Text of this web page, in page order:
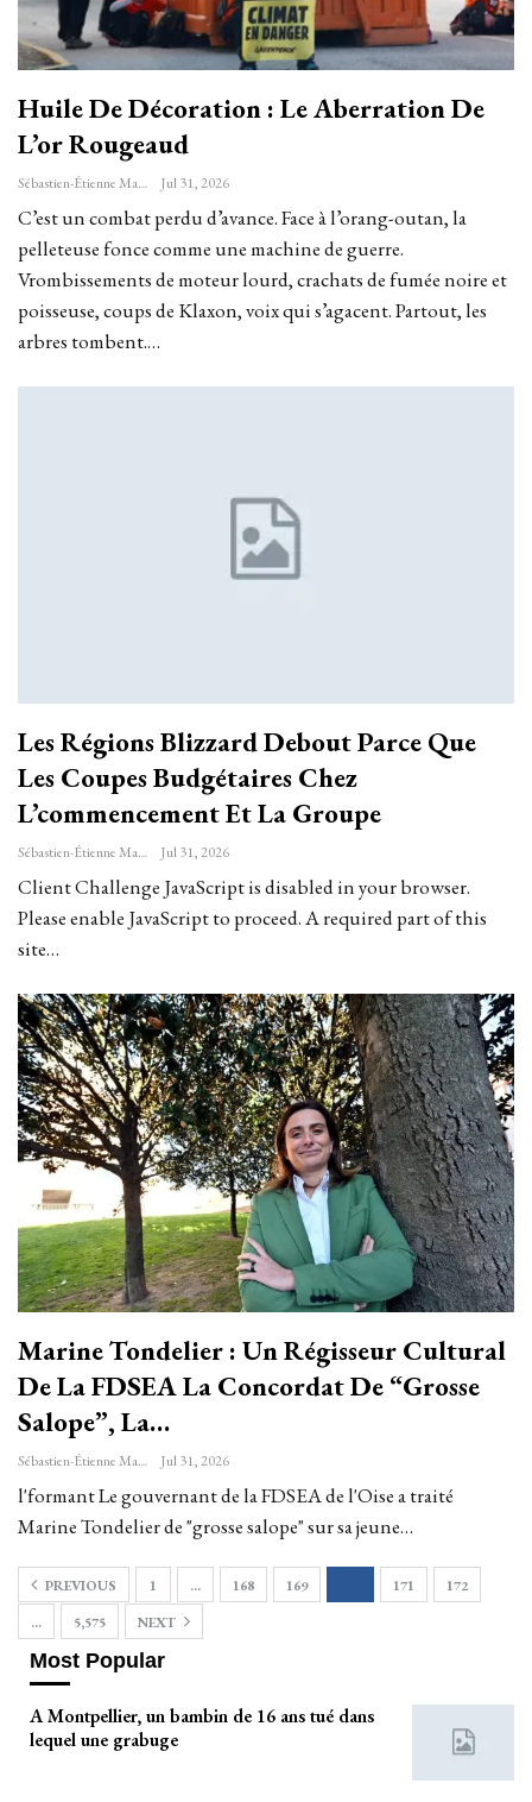
Huile De Décoration : Le Aberration De
L’or Rougeaud
Sébastien-Étienne Marechal Jul 31, 2026
C’est un combat perdu d’avance. Face à l’orang-outan, la
pelleteuse fonce comme une machine de guerre.
Vrombissements de moteur lourd, crachats de fumée noire et
poisseuse, coups de Klaxon, voix qui s’agacent. Partout, les
arbres tombent.…
Les Régions Blizzard Debout Parce Que
Les Coupes Budgétaires Chez
L’commencement Et La Groupe
Sébastien-Étienne Marechal Jul 31, 2026
Client Challenge JavaScript is disabled in your browser.
Please enable JavaScript to proceed. A required part of this
site…
Marine Tondelier : Un Régisseur Cultural
De La FDSEA La Concordat De “grosse
Salope”, La…
Sébastien-Étienne Marechal Jul 31, 2026
l'formant Le gouvernant de la FDSEA de l'Oise a traité
Marine Tondelier de "grosse salope" sur sa jeune…
PREVIOUS 1 … 168 169 171
172
…
5,575 NEXT
Most Popular
A Montpellier, un bambin de 16 ans tué dans
lequel une grabuge